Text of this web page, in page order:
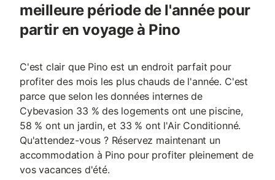
meilleure période de l'année pour
partir en voyage à Pino
C'est clair que Pino est un endroit parfait pour
profiter des mois les plus chauds de l'année. C'est
parce que selon les données internes de
Cybevasion 33 % des logements ont une piscine,
58 % ont un jardin, et 33 % ont l'Air Conditionné.
Qu'attendez-vous ? Réservez maintenant un
accommodation à Pino pour profiter pleinement de
vos vacances d'été.